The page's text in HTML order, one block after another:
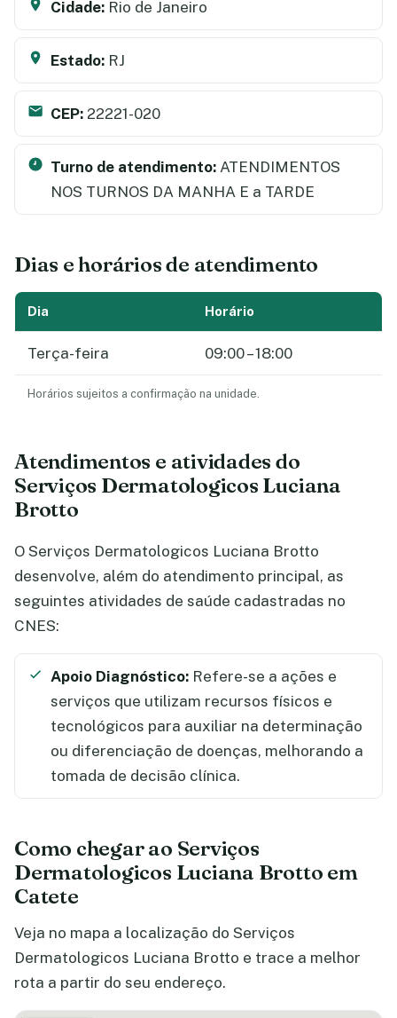
Cidade: Rio de Janeiro
Estado: RJ
CEP: 22221-020
Turno de atendimento: ATENDIMENTOS
NOS TURNOS DA MANHA E a TARDE
Dias e horários de atendimento
Dia Horário
Terça-feira 09:00 – 18:00
Horários sujeitos a confirmação na unidade.
Atendimentos e atividades do
Serviços Dermatologicos Luciana
Brotto
O Serviços Dermatologicos Luciana Brotto
desenvolve, além do atendimento principal, as
seguintes atividades de saúde cadastradas no
CNES:
Apoio Diagnóstico: Refere-se a ações e
serviços que utilizam recursos físicos e
tecnológicos para auxiliar na determinação
ou diferenciação de doenças, melhorando a
tomada de decisão clínica.
Como chegar ao Serviços
Dermatologicos Luciana Brotto em
Catete
Veja no mapa a localização do Serviços
Dermatologicos Luciana Brotto e trace a melhor
rota a partir do seu endereço.